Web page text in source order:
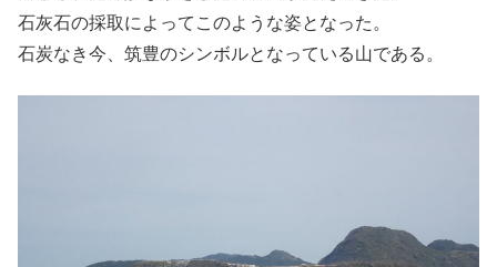
石灰石の採取によってこのような姿となった。
石炭なき今、筑豊のシンボルとなっている山である。